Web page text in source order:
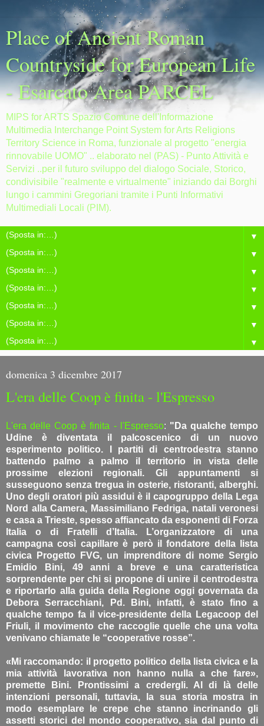
Place of Ancient Roman
Countryside for European Life
- Esarcato Area PARCEL
MIPS for ARTS Spazio Comune dell'Informazione
Multimedia Interchange Point System for Arts Religions
Territory Science in Roma, funzionale al progetto "energia
rinnovabile UOMO" .. elaborato nel (PAS) - Punto Attività e
Servizi ..per il futuro sviluppo del dialogo Sociale, Storico,
condivisibile "realmente e virtualmente" iniziando dai Borghi
lungo i cammini Gregoriani tramite i Punti Informativi
Multimediali Locali (PIM).
▼
▼
▼
▼
▼
▼
▼
domenica 3 dicembre 2017
L'era delle Coop è finita - l'Espresso
L'era delle Coop è finita - l'Espresso: "Da qualche tempo
Udine è diventata il palcoscenico di un nuovo
esperimento politico. I partiti di centrodestra stanno
battendo palmo a palmo il territorio in vista delle
prossime elezioni regionali. Gli appuntamenti si
susseguono senza tregua in osterie, ristoranti, alberghi.
Uno degli oratori più assidui è il capogruppo della Lega
Nord alla Camera, Massimiliano Fedriga, natali veronesi
e casa a Trieste, spesso affiancato da esponenti di Forza
Italia o di Fratelli d’Italia. L’organizzatore di una
campagna così capillare è però il fondatore della lista
civica Progetto FVG, un imprenditore di nome Sergio
Emidio Bini, 49 anni a breve e una caratteristica
sorprendente per chi si propone di unire il centrodestra
e riportarlo alla guida della Regione oggi governata da
Debora Serracchiani, Pd. Bini, infatti, è stato fino a
qualche tempo fa il vice-presidente della Legacoop del
Friuli, il movimento che raccoglie quelle che una volta
venivano chiamate le “cooperative rosse”.
«Mi raccomando: il progetto politico della lista civica e la
mia attività lavorativa non hanno nulla a che fare»,
premette Bini. Prontissimi a credergli. Al di là delle
intenzioni personali, tuttavia, la sua storia mostra in
modo esemplare le crepe che stanno incrinando gli
assetti storici del mondo cooperativo, sia dal punto di